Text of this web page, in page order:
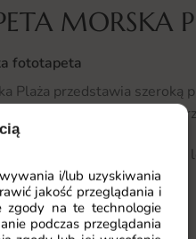
i/lub uzyskiwania
jakość przeglądania i
zgody na te technologie
podczas przeglądania
MORSKA
fototapeta
Plaża przedstawia szeroką
barwy i otwarta
przywołuje
wolności.
fototapeta Morska Plaża